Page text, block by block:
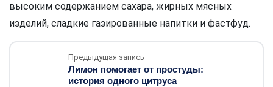
высоким содержанием сахара, жирных мясных
изделий, сладкие газированные напитки и фастфуд.
Предыдущая запись
Лимон помогает от простуды:
история одного цитруса